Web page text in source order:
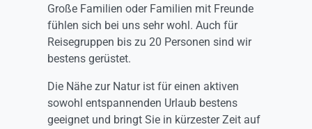
Große Familien oder Familien mit Freunde
fühlen sich bei uns sehr wohl. Auch für
Reisegruppen bis zu 20 Personen sind wir
bestens gerüstet.
Die Nähe zur Natur ist für einen aktiven
sowohl entspannenden Urlaub bestens
geeignet und bringt Sie in kürzester Zeit auf